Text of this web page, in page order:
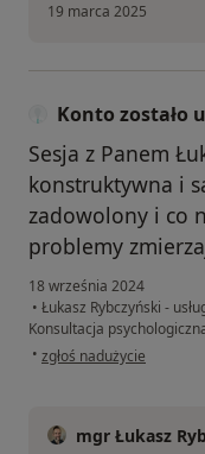
19 marca 2025
Konto zostało
Sesja z Panem
konstruktywna i
zadowolony i co
problemy
18 września 2024
• Łukasz Rybczyński -
Konsultacja
• w opinii użytkownika
zgłoś nadużycie
mgr Łukasz